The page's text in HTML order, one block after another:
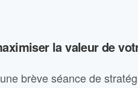
la valeur de
brève séance de